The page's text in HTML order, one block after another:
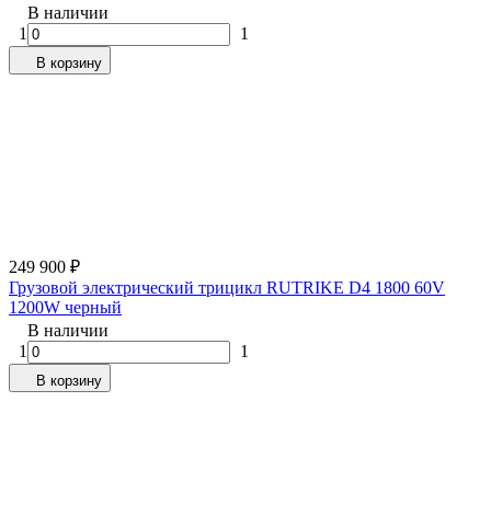
В наличии
1
1
В корзину
249 900 ₽
Грузовой электрический трицикл RUTRIKE D4 1800 60V
1200W черный
В наличии
1
1
В корзину